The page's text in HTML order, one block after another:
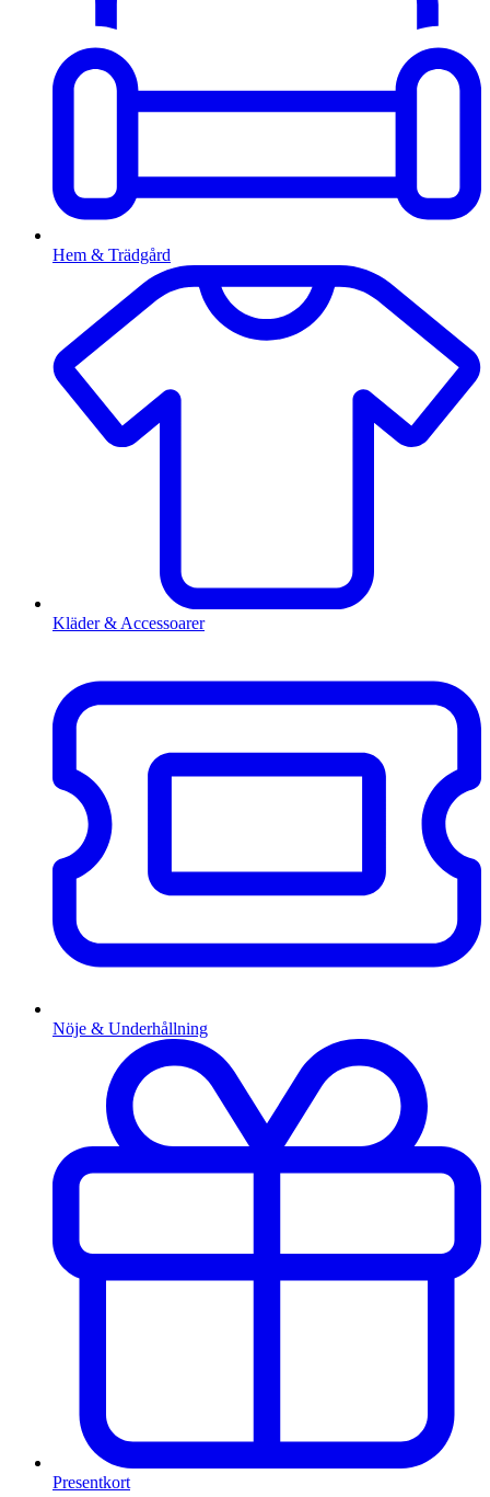
Hem & Trädgård
Kläder & Accessoarer
Nöje & Underhållning
Presentkort